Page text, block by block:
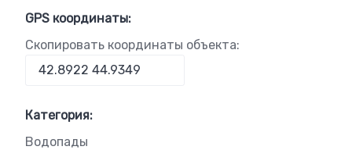
GPS координаты:
Скопировать координаты объекта:
Категория:
Водопады